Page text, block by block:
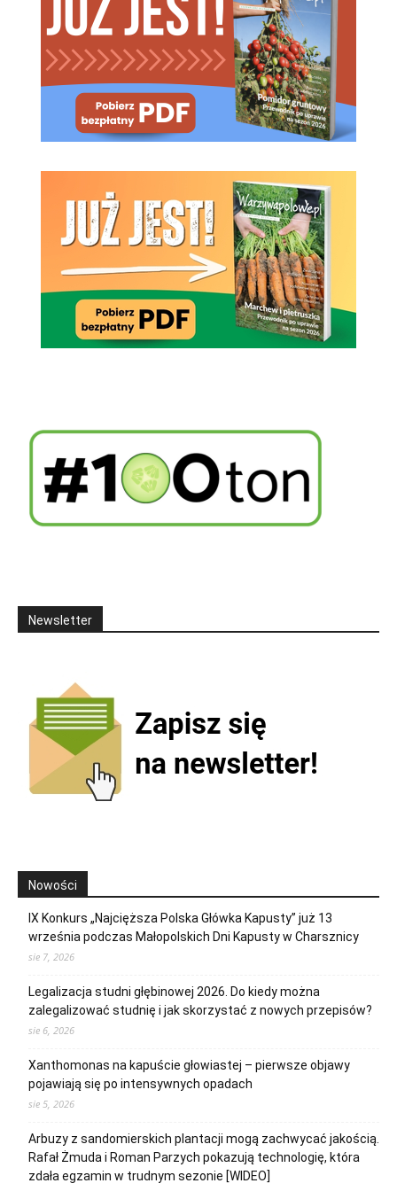
Newsletter
Nowości
IX Konkurs „Najcięższa Polska Główka Kapusty” już 13
września podczas Małopolskich Dni Kapusty w Charsznicy
sie 7, 2026
Legalizacja studni głębinowej 2026. Do kiedy można
zalegalizować studnię i jak skorzystać z nowych przepisów?
sie 6, 2026
Xanthomonas na kapuście głowiastej – pierwsze objawy
pojawiają się po intensywnych opadach
sie 5, 2026
Arbuzy z sandomierskich plantacji mogą zachwycać jakością.
Rafał Żmuda i Roman Parzych pokazują technologię, która
zdała egzamin w trudnym sezonie [WIDEO]